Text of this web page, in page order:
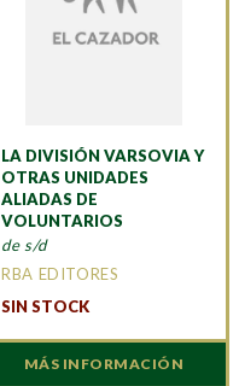
LA DIVISIÓN VARSOVIA Y
OTRAS UNIDADES
ALIADAS DE
VOLUNTARIOS
de s/d
RBA EDITORES
SIN STOCK
MÁS INFORMACIÓN